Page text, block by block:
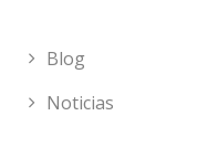
Blog
Noticias